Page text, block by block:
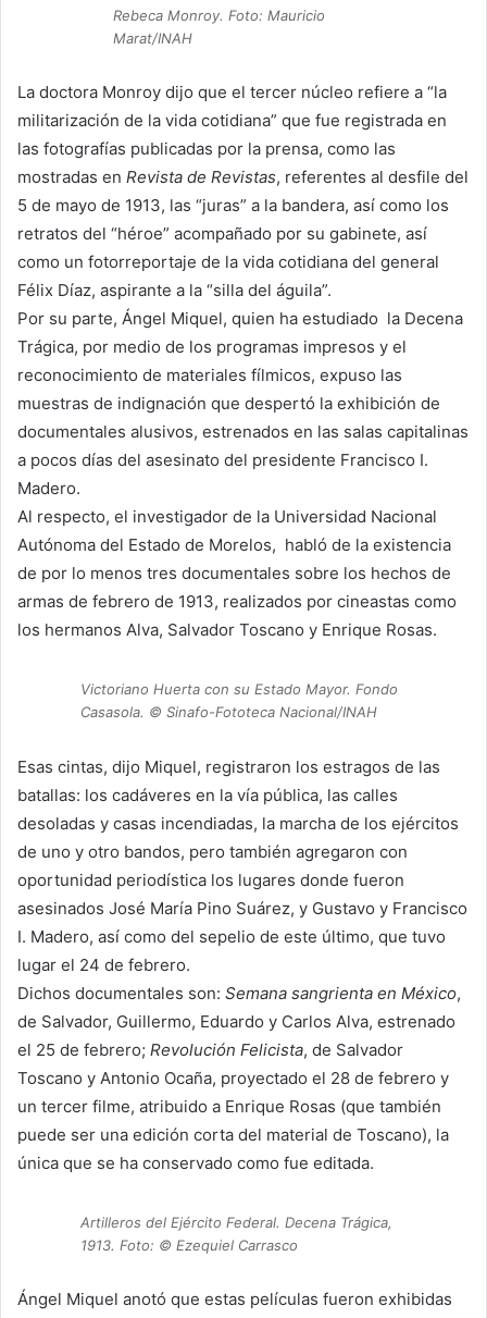
Rebeca Monroy. Foto: Mauricio
Marat/INAH
La doctora Monroy dijo que el tercer núcleo refiere a “la
militarización de la vida cotidiana” que fue registrada en
las fotografías publicadas por la prensa, como las
mostradas en Revista de Revistas, referentes al desfile del
5 de mayo de 1913, las “juras” a la bandera, así como los
retratos del “héroe” acompañado por su gabinete, así
como un fotorreportaje de la vida cotidiana del general
Félix Díaz, aspirante a la “silla del águila”.
Por su parte, Ángel Miquel, quien ha estudiado la Decena
Trágica, por medio de los programas impresos y el
reconocimiento de materiales fílmicos, expuso las
muestras de indignación que despertó la exhibición de
documentales alusivos, estrenados en las salas capitalinas
a pocos días del asesinato del presidente Francisco I.
Madero.
Al respecto, el investigador de la Universidad Nacional
Autónoma del Estado de Morelos, habló de la existencia
de por lo menos tres documentales sobre los hechos de
armas de febrero de 1913, realizados por cineastas como
los hermanos Alva, Salvador Toscano y Enrique Rosas.
Victoriano Huerta con su Estado Mayor. Fondo
Casasola. © Sinafo-Fototeca Nacional/INAH
Esas cintas, dijo Miquel, registraron los estragos de las
batallas: los cadáveres en la vía pública, las calles
desoladas y casas incendiadas, la marcha de los ejércitos
de uno y otro bandos, pero también agregaron con
oportunidad periodística los lugares donde fueron
asesinados José María Pino Suárez, y Gustavo y Francisco
I. Madero, así como del sepelio de este último, que tuvo
lugar el 24 de febrero.
Dichos documentales son: Semana sangrienta en México,
de Salvador, Guillermo, Eduardo y Carlos Alva, estrenado
el 25 de febrero; Revolución Felicista, de Salvador
Toscano y Antonio Ocaña, proyectado el 28 de febrero y
un tercer filme, atribuido a Enrique Rosas (que también
puede ser una edición corta del material de Toscano), la
única que se ha conservado como fue editada.
Artilleros del Ejército Federal. Decena Trágica,
1913. Foto: © Ezequiel Carrasco
Ángel Miquel anotó que estas películas fueron exhibidas